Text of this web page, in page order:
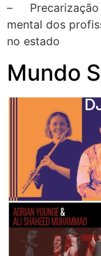
– Precarização
mental dos
no estado
Mundo